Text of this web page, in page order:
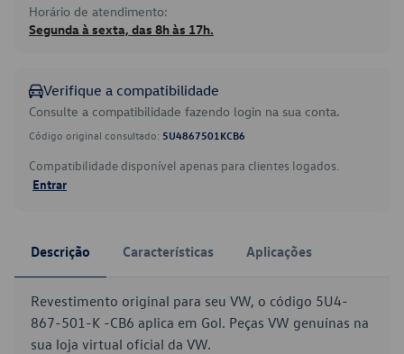
Horário de atendimento:
Segunda à sexta, das 8h às 17h.
Verifique a compatibilidade
Consulte a compatibilidade fazendo login na sua conta.
Código original consultado: 5U4867501KCB6
Compatibilidade disponível apenas para clientes logados.
Entrar
Descrição Características Aplicações
Revestimento original para seu VW, o código 5U4-
867-501-K -CB6 aplica em Gol. Peças VW genuínas na
sua loja virtual oficial da VW.